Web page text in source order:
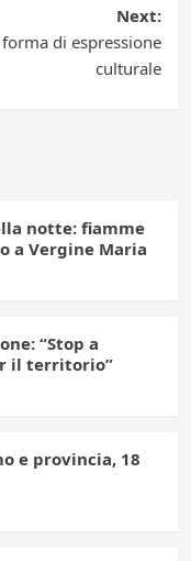
Next:
di espressione
culturale
notte: fiamme
a Vergine Maria
“Stop a
il territorio”
e provincia, 18